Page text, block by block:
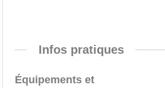
Infos pratiques
Équipements et